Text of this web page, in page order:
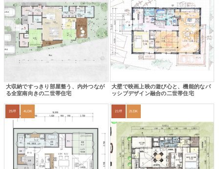
大収納ですっきり部屋整う、内外つなが
る全室南向きの二世帯住宅
大壁で映画上映の遊び心と、機能的なパ
ッシブデザイン融合の二世帯住宅
25坪 4LDK 21坪 2LDK